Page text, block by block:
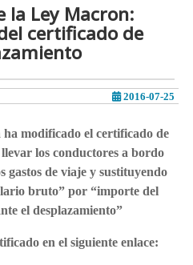
la Ley Macron:
certificado de
2016-07-25
modificado el certificado de
los conductores a bordo
gastos de viaje y sustituyendo
bruto” por “importe del
el desplazamiento”
en el siguiente enlace: